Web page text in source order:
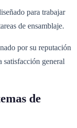
para trabajar
de ensamblaje.
por su reputación
satisfacción general
de